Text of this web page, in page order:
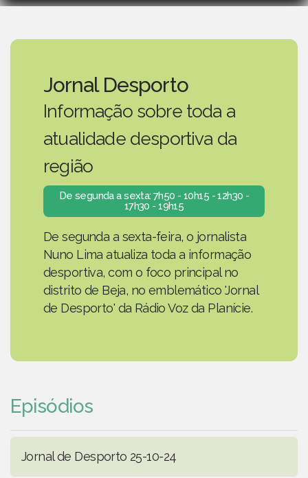
Jornal Desporto
Informação sobre toda a
atualidade desportiva da
região
De segunda a sexta: 7h50 - 10h15 - 12h30 -
17h30 - 19h15
De segunda a sexta-feira, o jornalista
Nuno Lima atualiza toda a informação
desportiva, com o foco principal no
distrito de Beja, no emblemático 'Jornal
de Desporto' da Rádio Voz da Planície.
Episódios
Jornal de Desporto 25-10-24